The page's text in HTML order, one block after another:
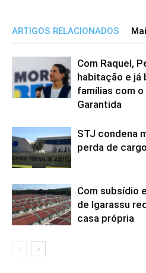
ARTIGOS RELACIONADOS
Com Raquel,
habitação e já
famílias com o
Garantida
STJ condena
perda de
Com subsídio
de Igarassu
casa própria